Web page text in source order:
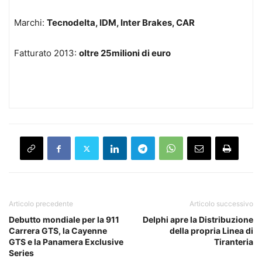
Marchi: Tecnodelta, IDM, Inter Brakes, CAR
Fatturato 2013: oltre 25milioni di euro
Articolo precedente
Debutto mondiale per la 911
Carrera GTS, la Cayenne
GTS e la Panamera Exclusive
Series
Articolo successivo
Delphi apre la Distribuzione
della propria Linea di
Tiranteria